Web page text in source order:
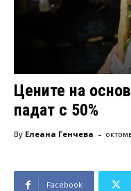
Цените на
падат с 50%
By Елеана Генчева -
Facebook